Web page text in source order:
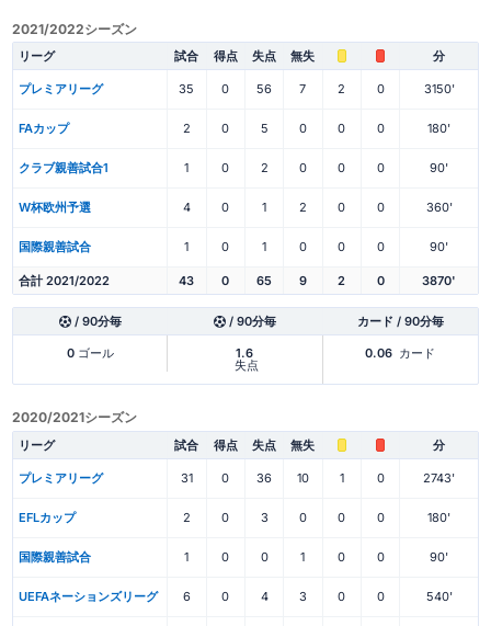
2021/2022シーズン
リーグ 試合 得点 失点 無失 分
プレミアリーグ 35 0 56 7 2 0 3150'
FAカップ 2 0 5 0 0 0 180'
クラブ親善試合1 1 0 2 0 0 0 90'
W杯欧州予選 4 0 1 2 0 0 360'
国際親善試合 1 0 1 0 0 0 90'
合計 2021/2022 43 0 65 9 2 0 3870'
/ 90分毎 / 90分毎 カード / 90分毎
0ゴール 1.6
失点
0.06 カード
2020/2021シーズン
リーグ 試合 得点 失点 無失 分
プレミアリーグ 31 0 36 10 1 0 2743'
EFLカップ 2 0 3 0 0 0 180'
国際親善試合 1 0 0 1 0 0 90'
UEFAネーションズリーグ 6 0 4 3 0 0 540'